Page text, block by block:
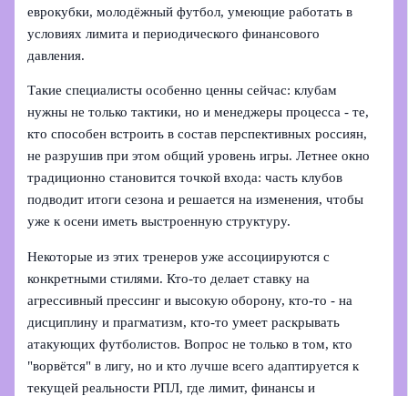
еврокубки, молодёжный футбол, умеющие работать в
условиях лимита и периодического финансового
давления.
Такие специалисты особенно ценны сейчас: клубам
нужны не только тактики, но и менеджеры процесса - те,
кто способен встроить в состав перспективных россиян,
не разрушив при этом общий уровень игры. Летнее окно
традиционно становится точкой входа: часть клубов
подводит итоги сезона и решается на изменения, чтобы
уже к осени иметь выстроенную структуру.
Некоторые из этих тренеров уже ассоциируются с
конкретными стилями. Кто‑то делает ставку на
агрессивный прессинг и высокую оборону, кто‑то - на
дисциплину и прагматизм, кто‑то умеет раскрывать
атакующих футболистов. Вопрос не только в том, кто
"ворвётся" в лигу, но и кто лучше всего адаптируется к
текущей реальности РПЛ, где лимит, финансы и